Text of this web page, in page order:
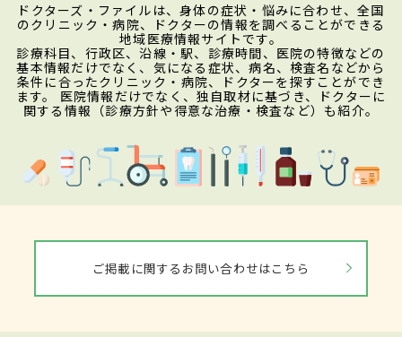
ドクターズ・ファイルは、身体の症状・悩みに合わせ、全国
のクリニック・病院、ドクターの情報を調べることができる
地域医療情報サイトです。
診療科目、行政区、沿線・駅、診療時間、医院の特徴などの
基本情報だけでなく、気になる症状、病名、検査名などから
条件に合ったクリニック・病院、ドクターを探すことができ
ます。 医院情報だけでなく、独自取材に基づき、ドクターに
関する情報（診療方針や得意な治療・検査など）も紹介。
ご掲載に関するお問い合わせはこちら